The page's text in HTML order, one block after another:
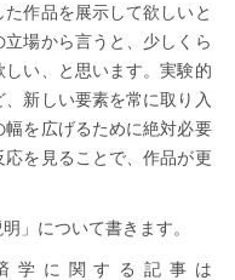
作品を展示して欲しいと
場から言うと、少しくら
い、と思います。実験的
新しい要素を常に取り入
を広げるために絶対必要
を見ることで、作品が更
」について書きます。
学に関する記事は